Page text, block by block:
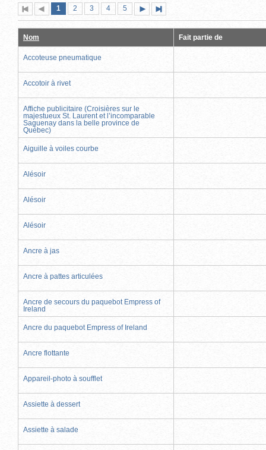
Première
page
Page
précédente
Page
1 (page
actuelle)
Page
2 Page
3 Page
4 Page
5
suivante
page
Nom Fait partie de
Accoteuse pneumatique
Accotoir à rivet
Affiche publicitaire (Croisières sur le
majestueux St. Laurent et l’incomparable
Saguenay dans la belle province de
Québec)
Aiguille à voiles courbe
Alésoir
Alésoir
Alésoir
Ancre à jas
Ancre à pattes articulées
Ancre de secours du paquebot Empress of
Ireland
Ancre du paquebot Empress of Ireland
Ancre flottante
Appareil-photo à soufflet
Assiette à dessert
Assiette à salade